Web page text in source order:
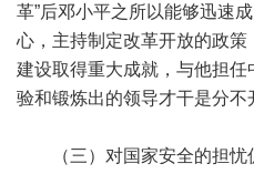
革”后邓小平之所以能够迅速
心，主持制定改革开放的政
建设取得重大成就，与他担
验和锻炼出的领导才干是分
（三）对国家安全的担忧